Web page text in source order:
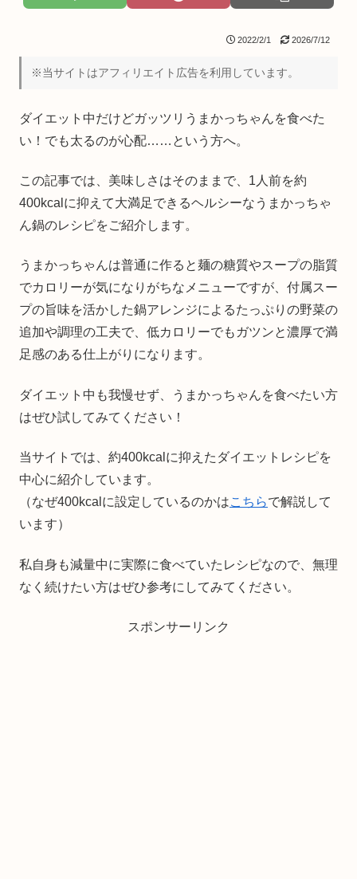
2022/2/1 2026/7/12
※当サイトはアフィリエイト広告を利用しています。
ダイエット中だけどガッツリうまかっちゃんを食べた
い！でも太るのが心配……という方へ。
この記事では、美味しさはそのままで、1人前を約
400kcalに抑えて大満足できるヘルシーなうまかっちゃ
ん鍋のレシピをご紹介します。
うまかっちゃんは普通に作ると麺の糖質やスープの脂質
でカロリーが気になりがちなメニューですが、付属スー
プの旨味を活かした鍋アレンジによるたっぷりの野菜の
追加や調理の工夫で、低カロリーでもガツンと濃厚で満
足感のある仕上がりになります。
ダイエット中も我慢せず、うまかっちゃんを食べたい方
はぜひ試してみてください！
当サイトでは、約400kcalに抑えたダイエットレシピを
中心に紹介しています。
（なぜ400kcalに設定しているのかはこちらで解説して
います）
私自身も減量中に実際に食べていたレシピなので、無理
なく続けたい方はぜひ参考にしてみてください。
スポンサーリンク